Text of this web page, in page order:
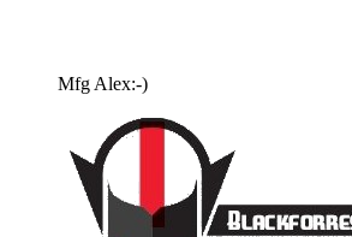
Mfg Alex:-)